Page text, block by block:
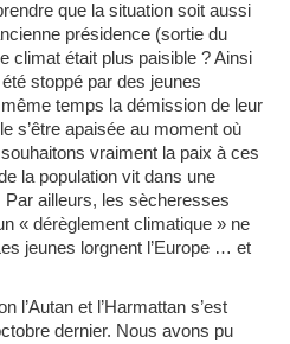
que la situation soit aussi
présidence (sortie du
climat était plus paisible ? Ainsi
stoppé par des jeunes
temps la démission de leur
s’être apaisée au moment où
vraiment la paix à ces
la population vit dans une
ailleurs, les sècheresses
« dérèglement climatique » ne
jeunes lorgnent l’Europe … et
l’Autan et l’Harmattan s’est
dernier. Nous avons pu